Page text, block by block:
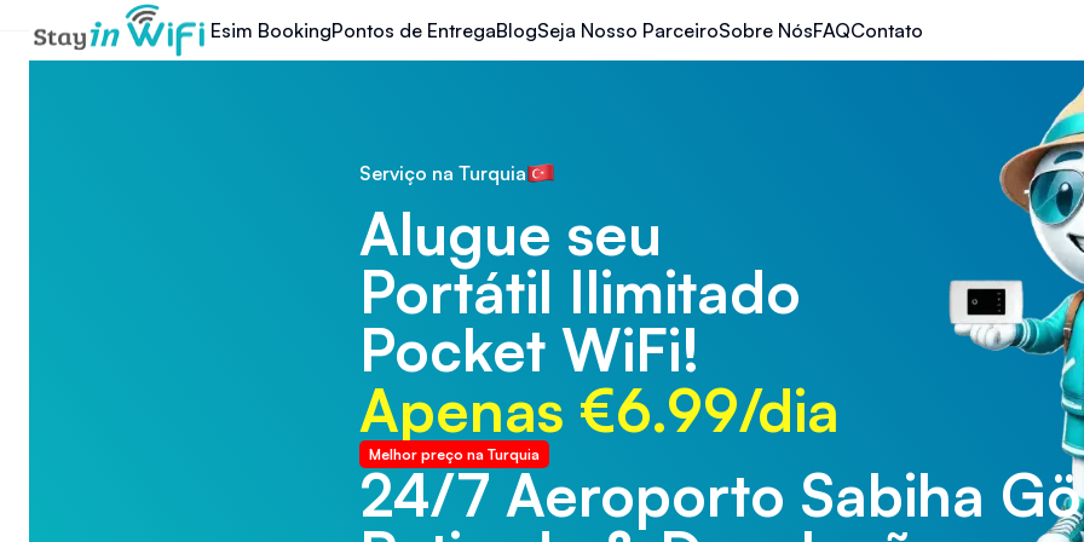
Esim BookingPontos de EntregaBlogSeja Nosso ParceiroSobre NósFAQContato
Serviço na Turquia
Alugue seu
Portátil Ilimitado
Pocket WiFi!
Apenas €6.99/dia
Melhor preço na Turquia
24/7 Aeroporto Sabiha
24/7 Aeroporto de